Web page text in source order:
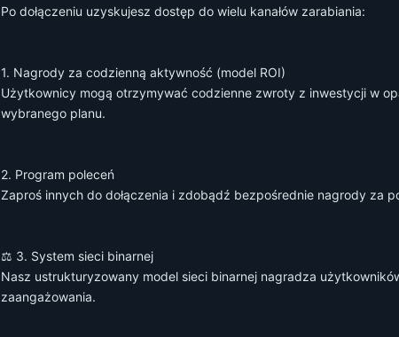
Po dołączeniu uzyskujesz dostęp do wielu kanałów zarabiania:
1. Nagrody za codzienną aktywność (model ROI)
Użytkownicy mogą otrzymywać codzienne zwroty z inwestycji w
wybranego planu.
2. Program poleceń
Zaproś innych do dołączenia i zdobądź bezpośrednie nagrody za
⚖️ 3. System sieci binarnej
Nasz ustrukturyzowany model sieci binarnej nagradza
zaangażowania.